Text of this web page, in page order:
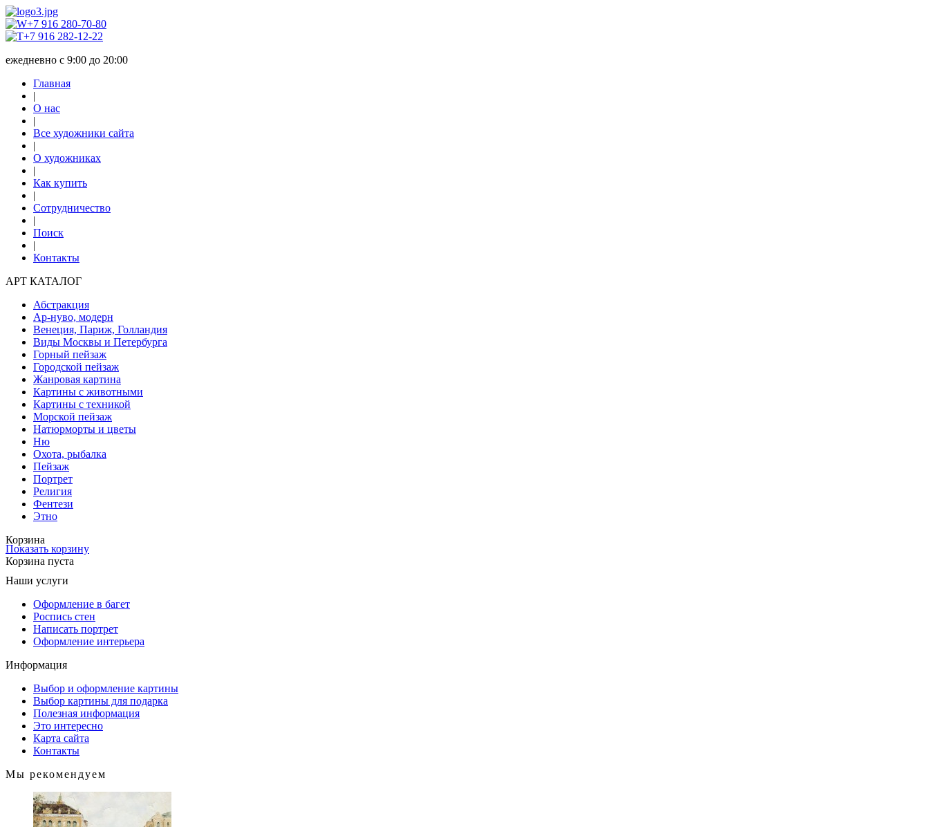
+7 916 280-70-80
+7 916 282-12-22
ежедневно с 9:00 до 20:00
Главная
|
О нас
|
Все художники сайта
|
О художниках
|
Как купить
|
Сотрудничество
|
Поиск
|
Контакты
АРТ КАТАЛОГ
Абстракция
Ар-нуво, модерн
Венеция, Париж, Голландия
Виды Москвы и Петербурга
Горный пейзаж
Городской пейзаж
Жанровая картина
Картины с животными
Картины с техникой
Морской пейзаж
Натюрморты и цветы
Ню
Охота, рыбалка
Пейзаж
Портрет
Религия
Фентези
Этно
Корзина
Показать корзину
Корзина пуста
Наши услуги
Оформление в багет
Роспись стен
Написать портрет
Оформление интерьера
Информация
Выбор и оформление картины
Выбор картины для подарка
Полезная информация
Это интересно
Карта сайта
Контакты
Мы рекомендуем